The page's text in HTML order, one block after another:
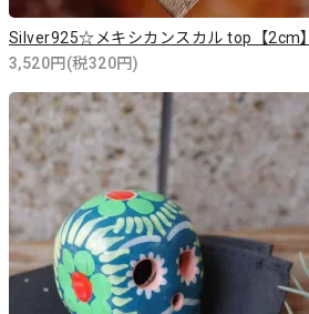
Silver925☆メキシカンスカル top【2cm】
3,520円(税320円)